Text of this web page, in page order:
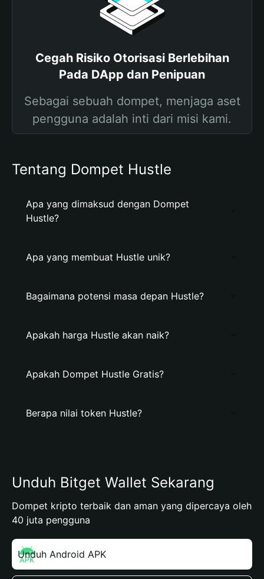
Cegah Risiko Otorisasi Berlebihan
Pada DApp dan Penipuan
Sebagai sebuah dompet, menjaga aset
pengguna adalah inti dari misi kami.
Tentang Dompet Hustle
Apa yang dimaksud dengan Dompet
Hustle?
Apa yang membuat Hustle unik?
Bagaimana potensi masa depan Hustle?
Apakah harga Hustle akan naik?
Apakah Dompet Hustle Gratis?
Berapa nilai token Hustle?
Unduh Bitget Wallet Sekarang
Dompet kripto terbaik dan aman yang dipercaya oleh
40 juta pengguna
Unduh Android APK